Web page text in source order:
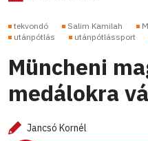
tekvondó Salim Kamilah
utánpótlás
utánpótlássport
Müncheni
medálokra
Jancsó Kornél